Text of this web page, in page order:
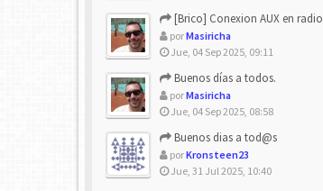
[Brico] Conexion AUX en radio de origen
porMasiricha
Jue, 04 Sep 2025, 09:11
Buenos días a todos.
porMasiricha
Jue, 04 Sep 2025, 08:58
Buenos dias a tod@s
porKronsteen23
Jue, 31 Jul 2025, 10:40